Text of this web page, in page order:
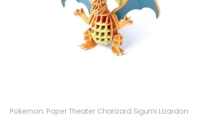
Pokemon: Paper Theater Charizard Sigumi Lizardon